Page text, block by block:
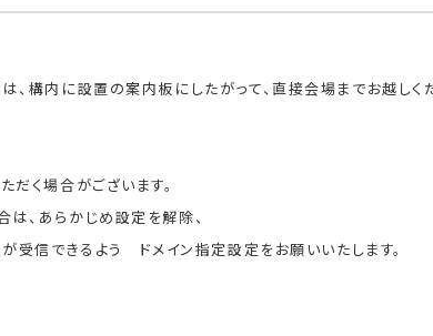
構内に設置の案内板にしたがって、直接会場までお越しく
く場合がございます。
、あらかじめ設定を解除、
信できるよう ドメイン指定設定をお願いいたします。